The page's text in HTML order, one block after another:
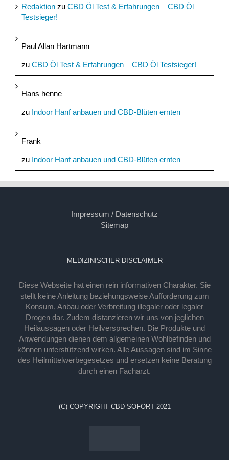
Redaktion zu CBD Öl Test & Erfahrungen – CBD Öl
Testsieger!
Paul Allan Hartmann
zu CBD Öl Test & Erfahrungen – CBD Öl Testsieger!
Hans henne
zu Indoor Hanf anbauen und CBD-Blüten ernten
Frank
zu Indoor Hanf anbauen und CBD-Blüten ernten
Impressum / Datenschutz
Sitemap
MEDIZINISCHER DISCLAIMER
Diese Webseite hat einen rein informativen Charakter. Sie
stellt keine Anleitung beziehungsweise Aufforderung zum
Konsum, Anbau oder Verbreitung illegaler oder legaler
Drogen dar. Zudem distanzieren wir uns von jeglichen
Heilaussagen oder Heilversprechen. Die Produkte und
Anwendungen dienen dem allgemeinen Wohlbefinden und
können unterstützend wirken. Alle Aussagen sind im Sinne
des Heilmittelwerbegesetzes und ersetzen keine Beratung
durch einen Facharzt.
(C) COPYRIGHT CBD SOFORT 2021